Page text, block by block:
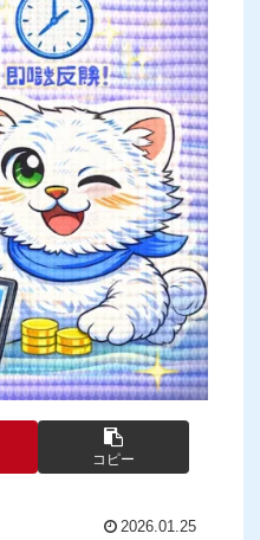
コピー
2026.01.25